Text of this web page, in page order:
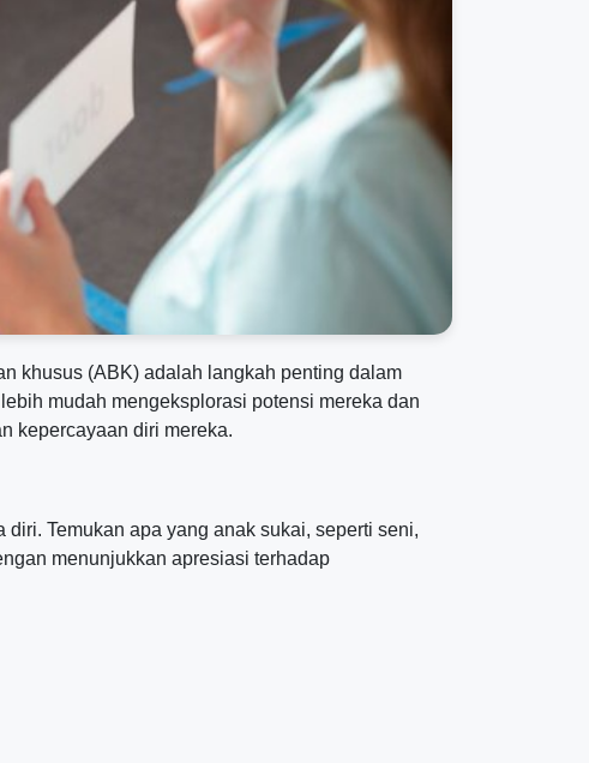
khusus (ABK) adalah langkah penting dalam
mudah mengeksplorasi potensi mereka dan
kepercayaan diri mereka.
Temukan apa yang anak sukai, seperti seni,
menunjukkan apresiasi terhadap